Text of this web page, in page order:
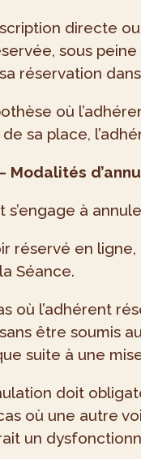
directe
sous
sa réservation
où
sa place,
Modalités
s’engage à
réservé en
Séance.
où l’adhérent
sans être soumis
suite à une
doit
où une autre
un